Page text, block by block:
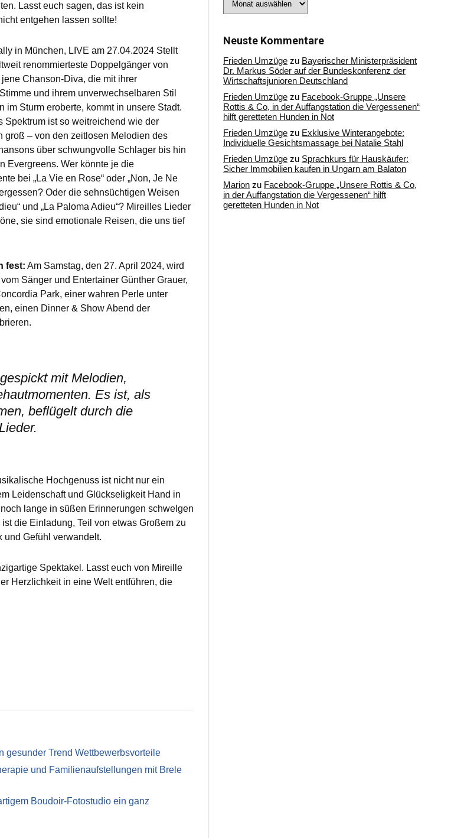
Lasst euch sagen, das ist kein
entgehen lassen sollte!
in München, LIVE am 27.04.2024 Stellt
renommierteste Doppelgänger von
Chanson-Diva, die mit ihrer
und ihrem unverwechselbaren Stil
im Sturm eroberte, kommt in unsere Stadt.
Spektrum ist so weitreichend wie der
groß – von den zeitlosen Melodien des
über schwungvolle Schlager bis hin
Evergreens. Wer könnte je die
bei „La Vie en Rose“ oder „Non, Je Ne
Oder die sehnsüchtigen Weisen
und „La Paloma Adieu“? Mireilles Lieder
sie sind emotionale Reisen, die uns tief
fest: Am Samstag, den 27. April 2024, wird
Sänger und Entertainer Günther Grauer,
Park, einer wahren Perle unter
einen Dinner & Show Abend der
mit Melodien,
Es ist, als
beflügelt durch die
Hochgenuss ist nicht nur ein
Leidenschaft und Glückseligkeit Hand in
lange in süßen Erinnerungen schwelgen
die Einladung, Teil von etwas Großem zu
und Gefühl verwandelt.
Spektakel. Lasst euch von Mireille
Herzlichkeit in eine Welt entführen, die
gesunder Trend Wettbewerbsvorteile
und Familienaufstellungen mit Brele
Boudoir-Fotostudio ein ganz
Sie
Archiv
Neuste Kommentare
Frieden Umzüge zu Bayerischer Ministerpräsident
Dr. Markus Söder auf der Bundeskonferenz der
Wirtschaftsjunioren Deutschland
Frieden Umzüge zu Facebook-Gruppe „Unsere
Rottis & Co, in der Auffangstation die Vergessenen“
hilft geretteten Hunden in Not
Frieden Umzüge zu Exklusive Winterangebote:
Individuelle Gesichtsmassage bei Natalie Stahl
Frieden Umzüge zu Sprachkurs für Hauskäufer:
Sicher Immobilien kaufen in Ungarn am Balaton
Marion zu Facebook-Gruppe „Unsere Rottis & Co,
in der Auffangstation die Vergessenen“ hilft
geretteten Hunden in Not